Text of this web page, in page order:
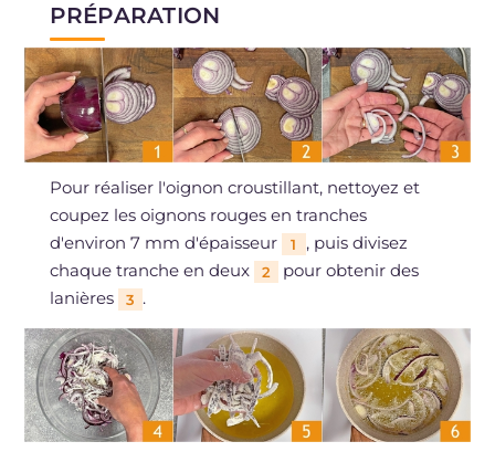
PRÉPARATION
Pour réaliser l'oignon croustillant, nettoyez et
coupez les oignons rouges en tranches
d'environ 7 mm d'épaisseur
1
, puis divisez
chaque tranche en deux
2
pour obtenir des
lanières
3 .